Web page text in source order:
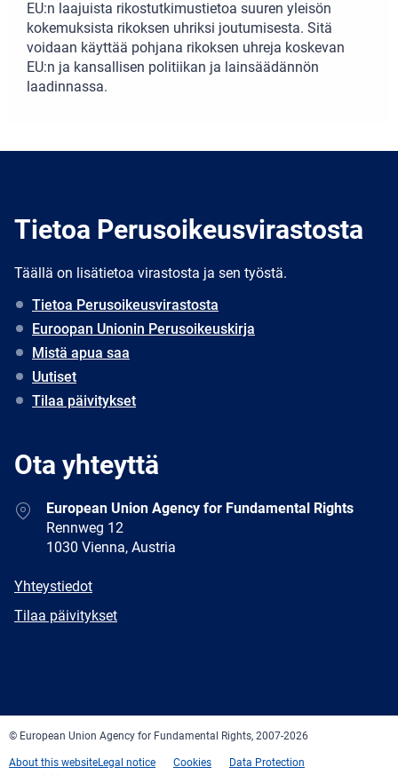
EU:n laajuista rikostutkimustietoa suuren yleisön
kokemuksista rikoksen uhriksi joutumisesta. Sitä
voidaan käyttää pohjana rikoksen uhreja koskevan
EU:n ja kansallisen politiikan ja lainsäädännön
laadinnassa.
Tietoa Perusoikeusvirastosta
Täällä on lisätietoa virastosta ja sen työstä.
Tietoa Perusoikeusvirastosta
Euroopan Unionin Perusoikeuskirja
Mistä apua saa
Uutiset
Tilaa päivitykset
Ota yhteyttä
AddressEuropean Union Agency for Fundamental Rights
Rennweg 12
1030 Vienna, Austria
E-
Yhteystiedot
Newsletter
Tilaa päivitykset
© European Union Agency for Fundamental Rights, 2007-2026
About this websiteLegal notice Cookies
Data Protection